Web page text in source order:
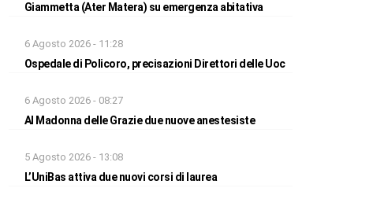
Giammetta (Ater Matera) su emergenza abitativa
6 Agosto 2026 - 11:28
Ospedale di Policoro, precisazioni Direttori delle Uoc
6 Agosto 2026 - 08:27
Al Madonna delle Grazie due nuove anestesiste
5 Agosto 2026 - 13:08
L’UniBas attiva due nuovi corsi di laurea